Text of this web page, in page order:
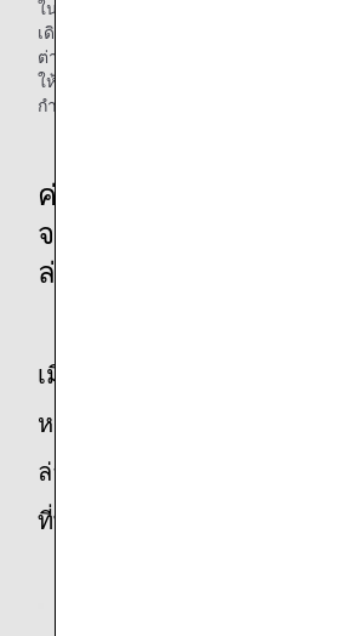
ในกรณีที่เที่ยวบินของท่านมีการเปลี่ยนแปลง
เดิมล่าช้าหรือถูกยกเลิกและเที่ยวบินใหม่มี
ต่างกับเที่ยวบินเดิม เราจะชดเชยค่าที่พัก
ให้ท่าน หากท่านต้องการที่พักเนื่องจากการ
กำหนดไว้ไม่พร้อมให้บริการ (จำนวนเงินสูง
ค่าที่พัก/ขนสงสาธารณะที่
จากเดินทางมาถึงเนื่องจา
ล่าช้าหรือการยกเลิกเที่ยว
เมื่อท่านไม่สามารถไปต่อเครื่อ
หลังจากเดินทางมาถึงช้าเนื่อง
ล่าช้า การยกเลิกเที่ยวบิน ฯลฯ
ที่พัก